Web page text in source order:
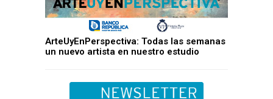
ArteUyEnPerspectiva: Todas las semanas
un nuevo artista en nuestro estudio